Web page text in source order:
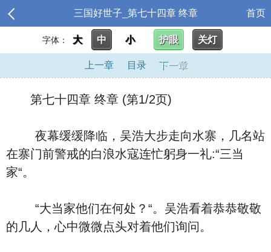
三国好世子_第七十四章 终章 首页
字体： 大 中 小 护眼 关灯
上一章 目录 下一章
第七十四章 终章 (第1/2页)
夜幕缓缓降临，吴浩大步走向水寨，几名站
在寨门前警戒的白浪水寇连忙躬身一礼:“三当
家“。
“大当家他们在何处？“。吴浩看着恭恭敬敬
的几人，心中微微点头对着他们询问。